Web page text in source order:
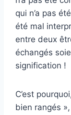
qui n’a pas
été mal
entre deux
échangés
signification !
C’est
bien rangés